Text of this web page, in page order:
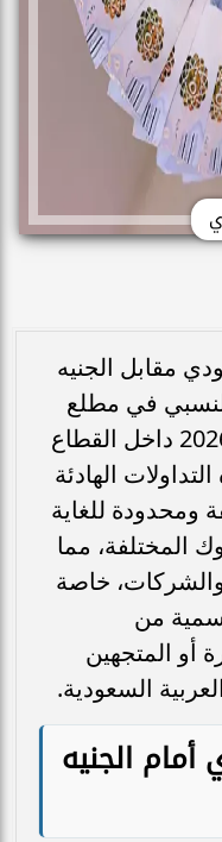
مقابل الجنيه
في مطلع
تعاملات اليوم الاثنين 6 يوليو 2026 داخل القطاع
الهادئة
ومحدودة للغاية
المختلفة، مما
والشركات، خاصة
من
أو المتجهين
السعودية.
أمام الجنيه